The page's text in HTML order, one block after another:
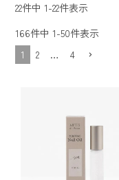
22件中 1-22件表示
166件中 1-50件表示
1
2 … 4